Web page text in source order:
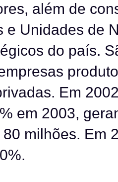
além de
e Unidades de
do país.
Em
em 2003,
milhões. Em